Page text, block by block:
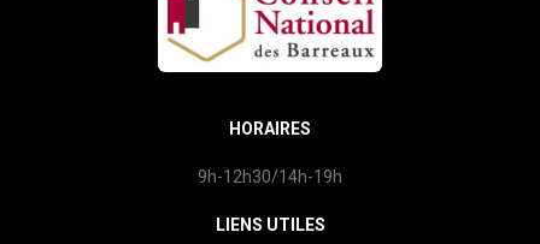
HORAIRES
9h-12h30/14h-19h
LIENS UTILES